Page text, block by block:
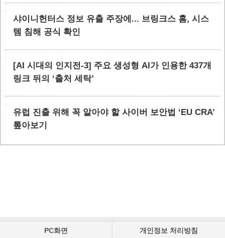
샤이니헌터스 정보 유출 주장에... 브링크스 홈, 시스
템 침해 공식 확인
[AI 시대의 인지전-3] 주요 생성형 AI가 인용한 437개
링크 뒤의 ‘출처 세탁’
유럽 진출 위해 꼭 알아야 할 사이버 보안법 ‘EU CRA’
톺아보기
PC화면 개인정보 처리방침